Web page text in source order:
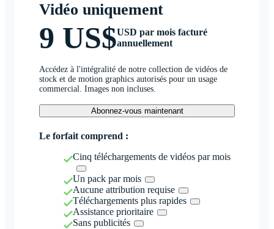
Vidéo uniquement
9 US$USD par mois facturé
annuellement
Accédez à l'intégralité de notre collection de vidéos de
stock et de motion graphics autorisés pour un usage
commercial. Images non incluses.
Abonnez-vous maintenant
Le forfait comprend :
Cinq téléchargements de vidéos par mois
Un pack par mois
Aucune attribution requise
Téléchargements plus rapides
Assistance prioritaire
Sans publicités